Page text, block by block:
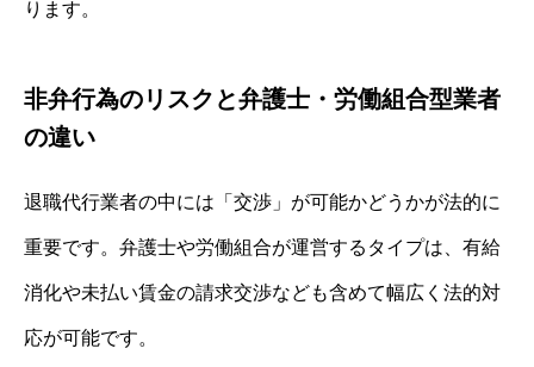
ります。
非弁行為のリスクと弁護士・労働組合型業者
の違い
退職代行業者の中には「交渉」が可能かどうかが法的に
重要です。弁護士や労働組合が運営するタイプは、有給
消化や未払い賃金の請求交渉なども含めて幅広く法的対
応が可能です。